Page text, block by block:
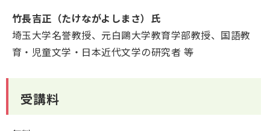
竹長吉正（たけながよしまさ）氏
埼玉大学名誉教授、元白鷗大学教育学部教授、国語教
育・児童文学・日本近代文学の研究者 等
受講料